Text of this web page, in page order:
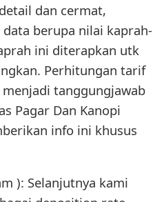
dan cermat,
berupa nilai kaprah-
ini diterapkan utk
Perhitungan tarif
tanggungjawab
Pagar Dan Kanopi
info ini khusus
): Selanjutnya kami